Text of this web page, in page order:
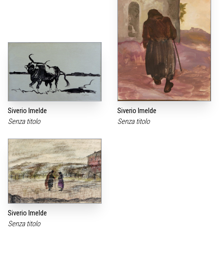
Siverio Imelde
Senza titolo
Siverio Imelde
Senza titolo
Siverio Imelde
Senza titolo